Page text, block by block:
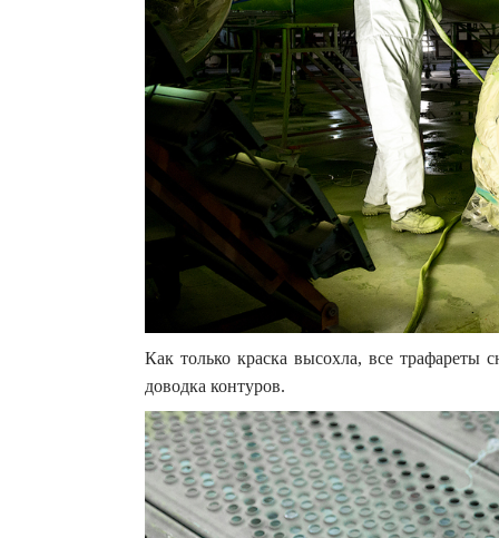
Как только краска высохла, все
доводка контуров.